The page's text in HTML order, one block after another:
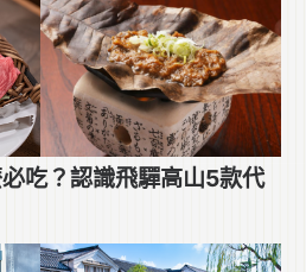
吃？認識飛驒高山5款代